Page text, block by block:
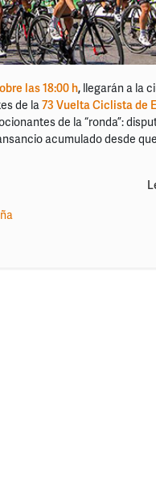
las 18:00 h, llegarán a la
de la73 Vuelta Ciclista de
de la “ronda”:
acumulado desde que